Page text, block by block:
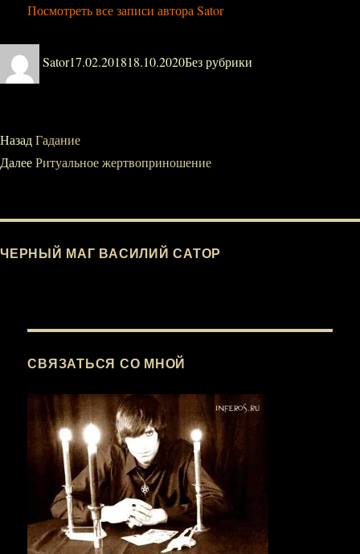
Посмотреть все записи автора Sator
Автор
SatorОпубликовано
17.02.201818.10.2020Рубрики
Без рубрики
Навигация
по
записям
НазадПредыдущая
запись:
Гадание
ДалееСледующая
Ритуальное жертвоприношение
ЧЕРНЫЙ МАГ ВАСИЛИЙ САТОР
СВЯЗАТЬСЯ СО МНОЙ